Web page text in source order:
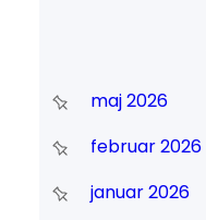
maj 2026
februar 2026
januar 2026